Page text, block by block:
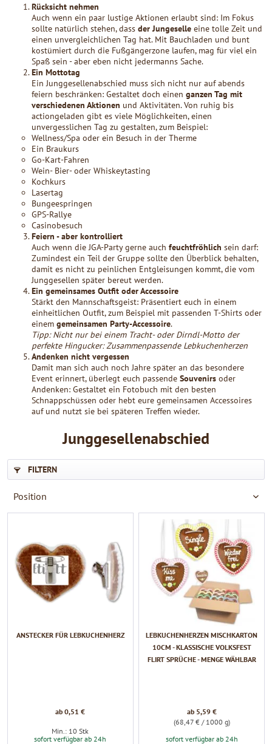
Rücksicht nehmen
Auch wenn ein paar lustige Aktionen erlaubt sind: Im Fokus
sollte natürlich stehen, dass der Jungeselle eine tolle Zeit und
einen unvergleichlichen Tag hat. Mit Bauchladen und bunt
kostümiert durch die Fußgängerzone laufen, mag für viel ein
Spaß sein - aber eben nicht jedermanns Sache.
Ein Mottotag
Ein Junggesellenabschied muss sich nicht nur auf abends
feiern beschränken: Gestaltet doch einen ganzen Tag mit
verschiedenen Aktionen und Aktivitäten. Von ruhig bis
actiongeladen gibt es viele Möglichkeiten, einen
unvergesslichen Tag zu gestalten, zum Beispiel:
Wellness/Spa oder ein Besuch in der Therme
Ein Braukurs
Go-Kart-Fahren
Wein- Bier- oder Whiskeytasting
Kochkurs
Lasertag
Bungeespringen
GPS-Rallye
Casinobesuch
Feiern - aber kontrolliert
Auch wenn die JGA-Party gerne auch feuchtfröhlich sein darf:
Zumindest ein Teil der Gruppe sollte den Überblick behalten,
damit es nicht zu peinlichen Entgleisungen kommt, die vom
Junggesellen später bereut werden.
Ein gemeinsames Outfit oder Accessoire
Stärkt den Mannschaftsgeist: Präsentiert euch in einem
einheitlichen Outfit, zum Beispiel mit passenden T-Shirts oder
einem gemeinsamen Party-Accessoire.
Tipp: Nicht nur bei einem Tracht- oder Dirndl-Motto der
perfekte Hingucker: Zusammenpassende Lebkuchenherzen
Andenken nicht vergessen
Damit man sich auch noch Jahre später an das besondere
Event erinnert, überlegt euch passende Souvenirs oder
Andenken: Gestaltet ein Fotobuch mit den besten
Schnappschüssen oder hebt eure gemeinsamen Accessoires
auf und nutzt sie bei späteren Treffen wieder.
Junggesellenabschied
FILTERN
ANSTECKER FÜR LEBKUCHENHERZ
ab 0,51 €
Min.: 10 Stk
sofort verfügbar ab 24h
LEBKUCHENHERZEN MISCHKARTON
10CM - KLASSISCHE VOLKSFEST
FLIRT SPRÜCHE - MENGE WÄHLBAR
ab 5,59 €
(68,47 € / 1000 g)
sofort verfügbar ab 24h